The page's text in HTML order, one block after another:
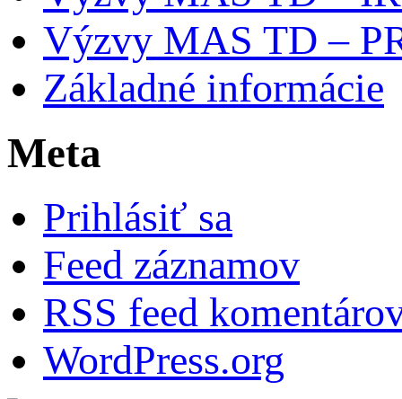
Výzvy MAS TD –
Základné informácie
Meta
Prihlásiť sa
Feed záznamov
RSS feed
WordPress.org